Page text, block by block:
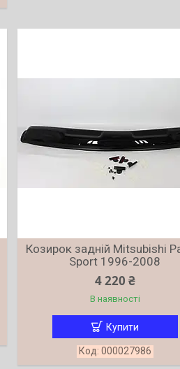
Козирок задній Mitsubishi
Sport 1996-2008
4 220 ₴
В наявності
Купити
000027986